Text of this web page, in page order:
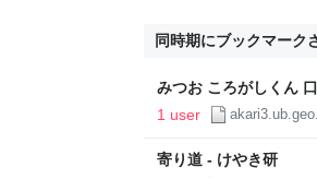
同時期にブックマーク
みつお ころがしくん
1 user
寄り道 - けやき研